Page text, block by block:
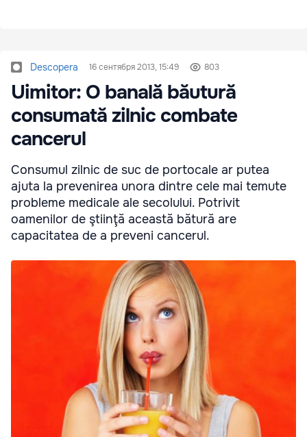
Descopera 16 сентября 2013, 15:49 803
Uimitor: O banală băutură
consumată zilnic combate
cancerul
Consumul zilnic de suc de portocale ar putea
ajuta la prevenirea unora dintre cele mai temute
probleme medicale ale secolului. Potrivit
oamenilor de ştiinţă această bătură are
capacitatea de a preveni cancerul.